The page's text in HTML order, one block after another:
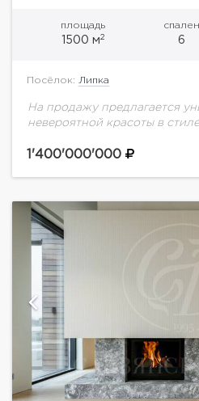
площадь
1500 м2
спален
6
Посёлок: Липка
На продажу предлагается
невероятной красоты в
общей площади 60 соток, с
1'400'000'000